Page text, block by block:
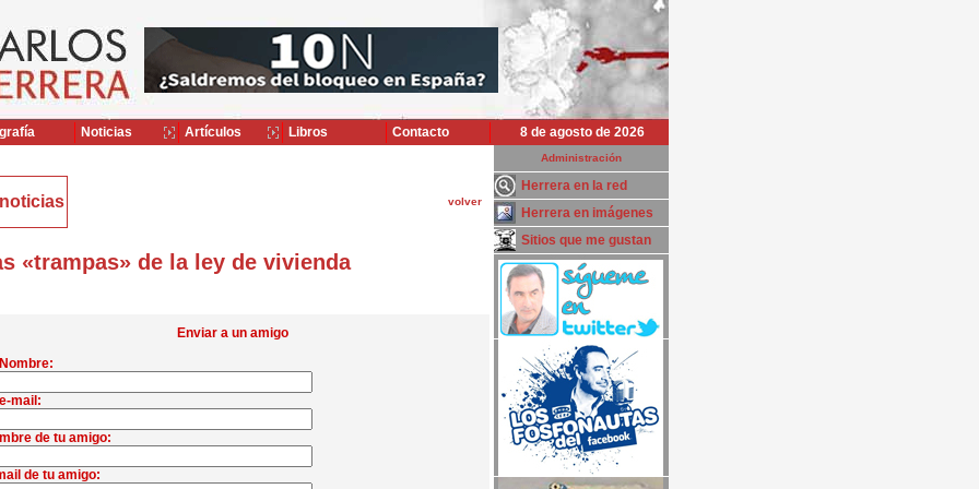
8 de agosto de 2026
volver
«trampas» de la ley de vivienda
Enviar a un amigo
mail:
de tu amigo:
de tu amigo:
Administración
Herrera en la red
Herrera en imágenes
Sitios que me gustan
Noticias Artículos Libros Contacto